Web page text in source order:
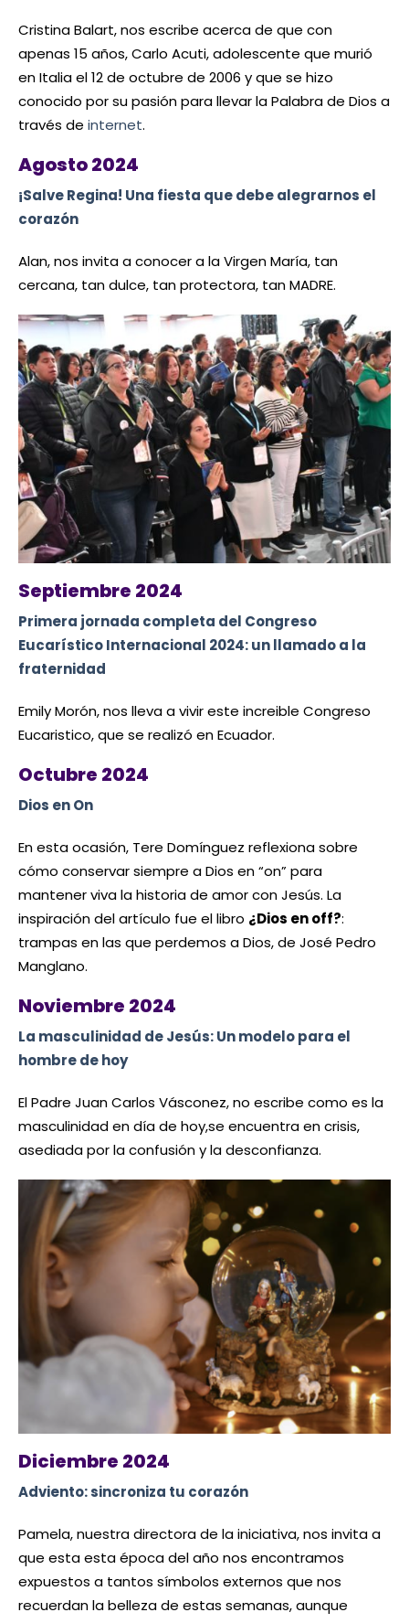
Cristina Balart, nos escribe acerca de que con
apenas 15 años, Carlo Acuti, adolescente que murió
en Italia el 12 de octubre de 2006 y que se hizo
conocido por su pasión para llevar la Palabra de Dios a
través de internet.
Agosto 2024
¡Salve Regina! Una fiesta que debe alegrarnos el
corazón
Alan, nos invita a conocer a la Virgen María, tan
cercana, tan dulce, tan protectora, tan MADRE.
Septiembre 2024
Primera jornada completa del Congreso
Eucarístico Internacional 2024: un llamado a la
fraternidad
Emily Morón, nos lleva a vivir este increible Congreso
Eucaristico, que se realizó en Ecuador.
Octubre 2024
Dios en On
En esta ocasión, Tere Domínguez reflexiona sobre
cómo conservar siempre a Dios en “on” para
mantener viva la historia de amor con Jesús. La
inspiración del artículo fue el libro ¿Dios en off?:
trampas en las que perdemos a Dios, de José Pedro
Manglano.
Noviembre 2024
La masculinidad de Jesús: Un modelo para el
hombre de hoy
El Padre Juan Carlos Vásconez, no escribe como es la
masculinidad en día de hoy,se encuentra en crisis,
asediada por la confusión y la desconfianza.
Diciembre 2024
Adviento: sincroniza tu corazón
Pamela, nuestra directora de la iniciativa, nos invita a
que estaesta época del año nos encontramos
expuestos a tantos símbolos externos que nos
recuerdan la belleza de estas semanas, aunque